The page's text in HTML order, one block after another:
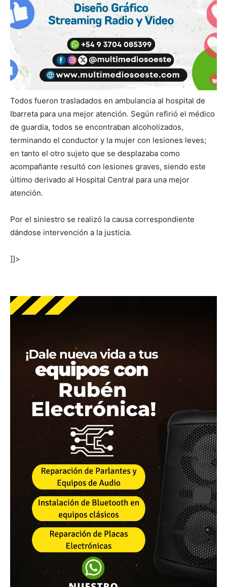
Todos fueron trasladados en ambulancia al hospital de
Ibarreta para una mejor atención. Según refirió el médico
de guardia, todos se encontraban alcoholizados,
terminando el conductor y la mujer con lesiones leves;
en tanto el otro sujeto que se desplazaba como
acompañante resultó con lesiones graves, siendo este
último derivado al Hospital Central para una mejor
atención.
Por el siniestro se realizó la causa correspondiente
dándose intervención a la justicia.
]]>